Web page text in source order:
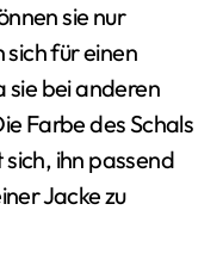
sie nur
für einen
sie bei anderen
Farbe des Schals
ihn passend
Jacke zu